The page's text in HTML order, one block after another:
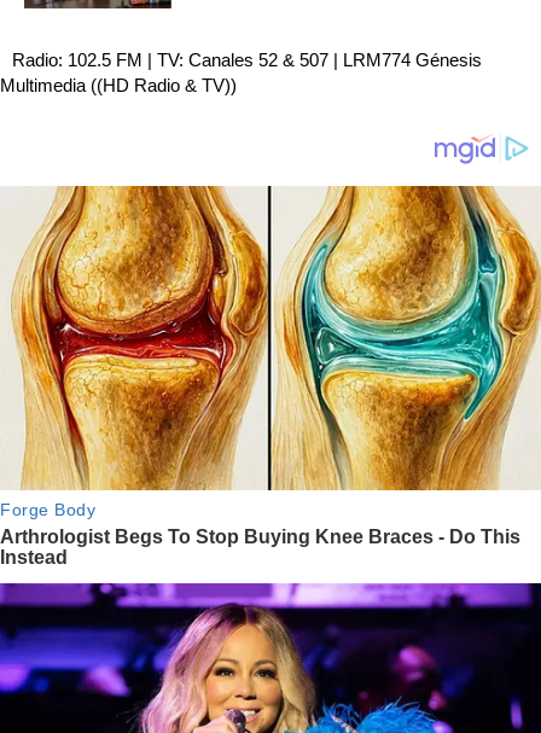
Radio: 102.5 FM | TV: Canales 52 & 507 | LRM774 Génesis
Multimedia ((HD Radio & TV))